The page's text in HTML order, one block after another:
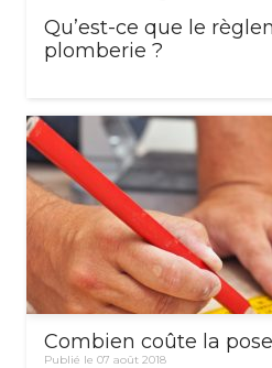
Qu’est-ce que le
plomberie ?
Combien coûte la
Publié le 07 août 2018